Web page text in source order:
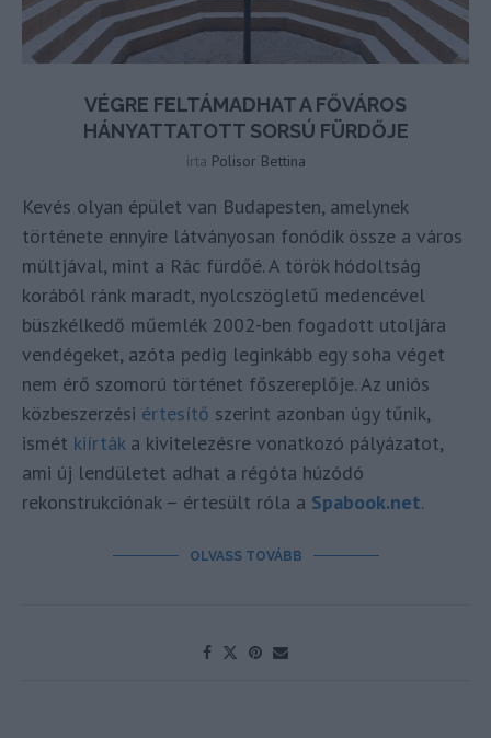
VÉGRE FELTÁMADHAT A FŐVÁROS
HÁNYATTATOTT SORSÚ FÜRDŐJE
írta Polisor Bettina
Kevés olyan épület van Budapesten, amelynek
története ennyire látványosan fonódik össze a város
múltjával, mint a Rác fürdőé. A török hódoltság
korából ránk maradt, nyolcszögletű medencével
büszkélkedő műemlék 2002-ben fogadott utoljára
vendégeket, azóta pedig leginkább egy soha véget
nem érő szomorú történet főszereplője. Az uniós
közbeszerzési értesítő szerint azonban úgy tűnik,
ismét kiírtáka kivitelezésre vonatkozó pályázatot,
ami új lendületet adhat a régóta húzódó
rekonstrukciónak – értesült róla a Spabook.net.
OLVASS TOVÁBB